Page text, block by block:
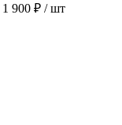
1 900 ₽ / шт